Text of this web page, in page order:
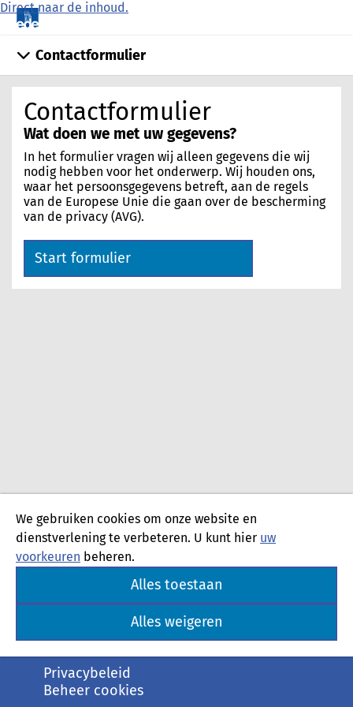
Direct naar de inhoud.
Contactformulier
Wat doen we met uw gegevens?
In het formulier vragen wij alleen gegevens die wij
nodig hebben voor het onderwerp. Wij houden ons,
waar het persoonsgegevens betreft, aan de regels
van de Europese Unie die gaan over de bescherming
van de privacy (AVG).
Start formulier
Contactformulier
We gebruiken cookies om onze website en
dienstverlening te verbeteren. U kunt hier uw
voorkeuren beheren.
Alles toestaan
Alles weigeren
Privacybeleid
Beheer cookies